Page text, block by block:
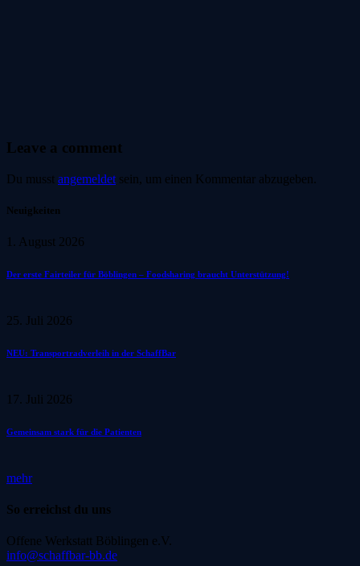
Leave a comment
Du musst angemeldet sein, um einen Kommentar abzugeben.
Neuigkeiten
1. August 2026
Der erste Fairteiler für Böblingen – Foodsharing braucht Unterstützung!
25. Juli 2026
NEU: Transportradverleih in der SchaffBar
17. Juli 2026
Gemeinsam stark für die Patienten
mehr
So erreichst du uns
Offene Werkstatt Böblingen e.V.
info@schaffbar-bb.de